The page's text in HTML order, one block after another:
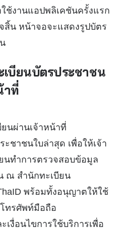
ใช้งานแอปพลิเคชันครั้งแรก
จสิ้น หน้าจอจะแสดงรูปบัตร
บียนบัตรประชาชน
าที่
ยนผ่านเจ้าหน้าที่
ะชาชนใบล่าสุด เพื่อให้เจ้า
นทำการตรวจสอบข้อมูล
ณ สำนักทะเบียน
พร้อมทั้งอนุญาตให้ใช้
ทรศัพท์มือถือ
เงื่อนไขการใช้บริการเพื่อ